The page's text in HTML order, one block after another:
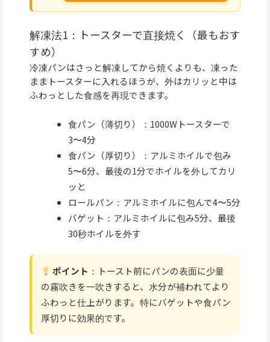
解凍法1：トースターで直接焼く（最もおす
すめ）
冷凍パンはさっと解凍してから焼くよりも、凍った
ままトースターに入れるほうが、外はカリッと中は
ふわっとした食感を再現できます。
食パン（薄切り）：1000Wトースターで
3〜4分
食パン（厚切り）：アルミホイルで包み
5〜6分、最後の1分でホイルを外してカリ
ッと
ロールパン：アルミホイルに包んで4〜5分
バゲット：アルミホイルに包み5分、最後
30秒ホイルを外す
ポイント ：トースト前にパンの表面に少量
の霧吹きを一吹きすると、水分が補われてより
ふわっと仕上がります。特にバゲットや食パン
厚切りに効果的です。